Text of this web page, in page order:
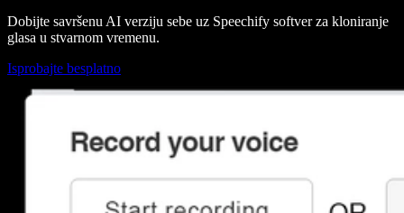
Dobijte savršenu AI verziju sebe uz Speechify softver za kloniranje
glasa u stvarnom vremenu.
Isprobajte besplatno